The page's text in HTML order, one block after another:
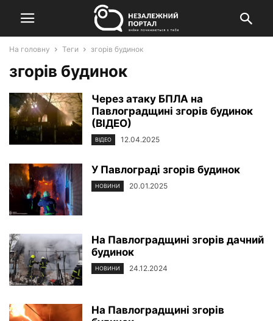
На головну Теги згорів будинок
згорів будинок
Через атаку БПЛА на
Павлоградщині згорів будинок
(ВІДЕО)
ВІДЕО 12.04.2025
У Павлограді згорів будинок
НОВИНИ 20.01.2025
На Павлоградщині згорів дачний
будинок
НОВИНИ 24.12.2024
На Павлоградщині згорів